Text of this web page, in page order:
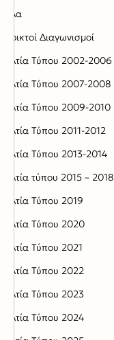
Αλλα
Ανοικτοί Διαγωνισμoί
Δελτία Τύπου 2002-2006
Δελτία Τύπου 2007-2008
Δελτία Τύπου 2009-2010
Δελτία Τύπου 2011-2012
Δελτία Τύπου 2013-2014
Δελτία τύπου 2015 – 2018
Δελτία Τύπου 2019
Δελτία Τύπου 2020
Δελτία Τύπου 2021
Δελτία Τύπου 2022
Δελτία Τύπου 2023
Δελτία Τύπου 2024